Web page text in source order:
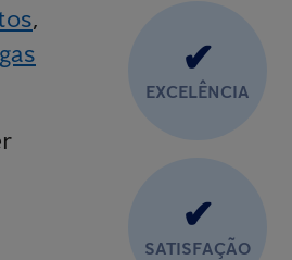
,
✔
EXCELÊNCIA
✔
SATISFAÇÃO